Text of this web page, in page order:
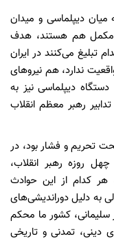
میان دیپلماسی و میدان
مکمل هم هستند، هدف
تبلیغ می‌کنند در ایران
ندارد، هم نیروهای
دیپلماسی نیز به
رهبر معظم انقلاب
کشور ایران بیش از ۴۰ سال تحت تحریم و فشار بود، در
چهل روزه رهبر انقلاب،
هر کدام از این حوادث
به دلیل دوراندیشی‌های
سلیمانی، کشور ما محکم
دینی، تمدنی و تاریخی